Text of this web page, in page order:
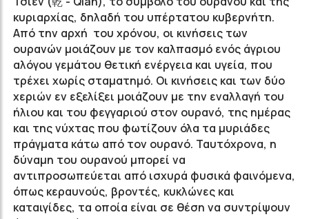
κυριαρχίας, δηλαδή του υπέρτατου κυβερνήτη.
Από την αρχή του χρόνου, οι κινήσεις των
ουρανών μοιάζουν με τον καλπασμό ενός άγριου
αλόγου γεμάτου θετική ενέργεια και υγεία, που
τρέχει χωρίς σταματημό. Οι κινήσεις και των δύο
χεριών εν εξελίξει μοιάζουν με την εναλλαγή του
ήλιου και του φεγγαριού στον ουρανό, της ημέρας
και της νύχτας που φωτίζουν όλα τα μυριάδες
πράγματα κάτω από τον ουρανό. Ταυτόχρονα, η
δύναμη του ουρανού μπορεί να
αντιπροσωπεύεται από ισχυρά φυσικά φαινόμενα,
όπως κεραυνούς, βροντές, κυκλώνες και
καταιγίδες, τα οποία είναι σε θέση να συντρίψουν